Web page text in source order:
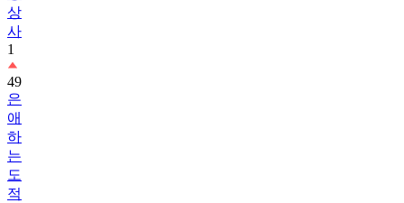
상
사
1
49
은
애
하
는
도
적